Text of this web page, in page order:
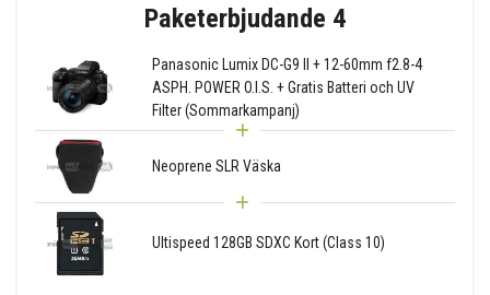
Paketerbjudande 4
Panasonic Lumix DC-G9 II + 12-60mm f2.8-4
ASPH. POWER O.I.S. + Gratis Batteri och UV
Filter (Sommarkampanj)
Neoprene SLR Väska
Ultispeed 128GB SDXC Kort (Class 10)